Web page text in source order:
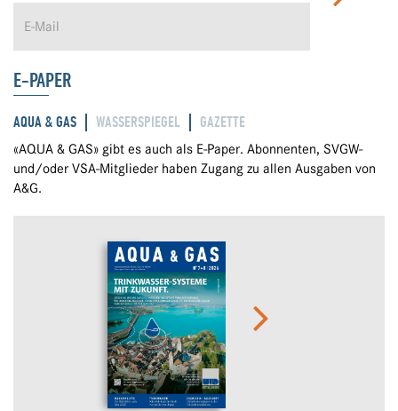
E-PAPER
AQUA & GAS WASSERSPIEGEL GAZETTE
«AQUA & GAS» gibt es auch als E-Paper. Abonnenten, SVGW-
und/oder VSA-Mitglieder haben Zugang zu allen Ausgaben von
A&G.